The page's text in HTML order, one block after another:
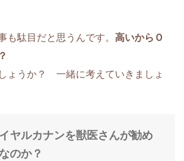
も駄目だと思うんです。 高いからＯ
ょうか？ 一緒に考えていきましょ
ヤルカナンを獣医さんが勧め
のか？